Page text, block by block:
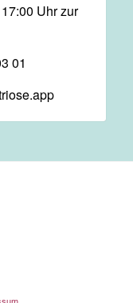
Uhr zur
01